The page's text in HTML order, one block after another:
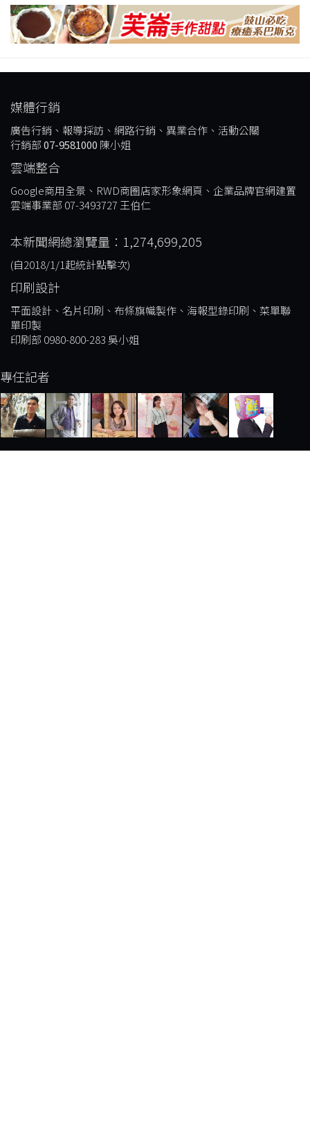
媒體行銷
廣告行銷、報導採訪、網路行銷、異業合作、活動公關
行銷部07-9581000 陳小姐
雲端整合
Google商用全景、RWD商圈店家形象網頁、企業品牌官網建置
雲端事業部 07-3493727 王伯仁
本新聞網總瀏覽量：1,274,699,205
(自2018/1/1起統計點擊次)
印刷設計
平面設計、名片印刷、布條旗幟製作、海報型錄印刷、菜單聯
單印製
印刷部 0980-800-283 吳小姐
專任記者